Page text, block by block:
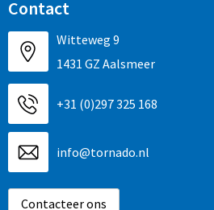
Sport
Veiligheid, Auto en Fiets
Vrije tijd en Strand
Waterflesjes
Themapakketten
Schoenentassen
Golftassen
Matrozentassen
Collegetassen
Draagtassen
Contact
Witteweg 9
1431 GZ Aalsmeer
+31 (0)297 325 168
info@tornado.nl
Contacteer ons